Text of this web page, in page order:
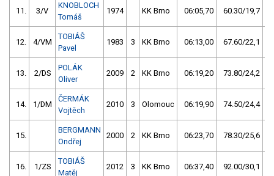
11. 3/V
KNOBLOCH
Tomáš
1974 KK Brno 06:05,70 60.30/19,7
12. 4/VM
TOBIÁŠ
Pavel
1983 3 KK Brno 06:13,00 67.60/22,1
13. 2/DS
POLÁK
Oliver
2009 2 KK Brno 06:19,20 73.80/24,2
14. 1/DM
ČERMÁK
Vojtěch
2010 3 Olomouc 06:19,90 74.50/24,4
15.
BERGMANN
Ondřej
2000 2 KK Brno 06:23,70 78.30/25,6
16. 1/ZS
TOBIÁŠ
Matěj
2012 3 KK Brno 06:37,40 92.00/30,1